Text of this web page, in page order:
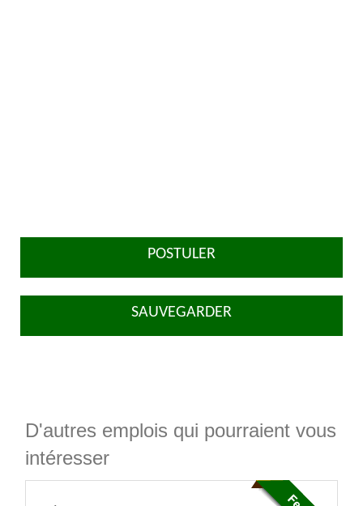
POSTULER
SAUVEGARDER
D'autres emplois qui pourraient vous
intéresser